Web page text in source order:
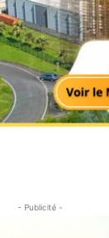
- Publicité -